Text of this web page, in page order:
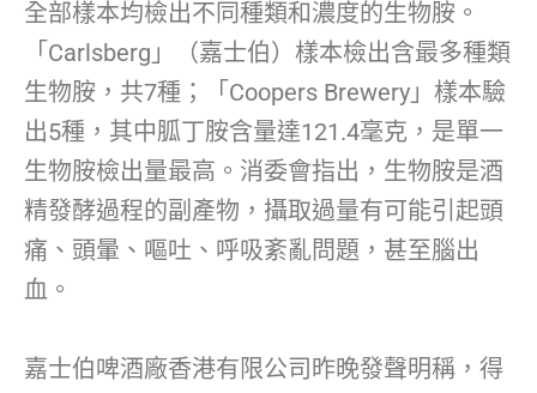
全部樣本均檢出不同種類和濃度的生物胺。
「Carlsberg」（嘉士伯）樣本檢出含最多種類
生物胺，共7種；「Coopers Brewery」樣本驗
出5種，其中胍丁胺含量達121.4毫克，是單一
生物胺檢出量最高。消委會指出，生物胺是酒
精發酵過程的副產物，攝取過量有可能引起頭
痛、頭暈、嘔吐、呼吸紊亂問題，甚至腦出
血。
嘉士伯啤酒廠香港有限公司昨晚發聲明稱，得